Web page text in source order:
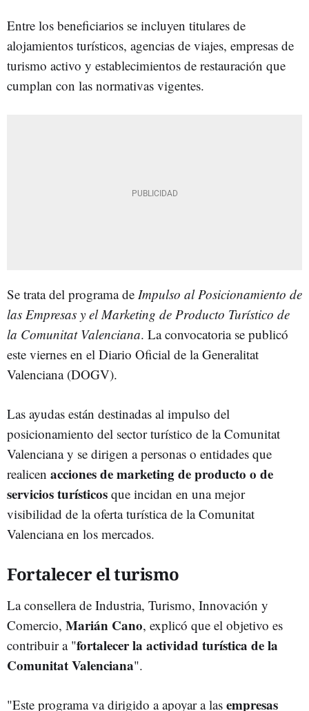
Entre los beneficiarios se incluyen titulares de
alojamientos turísticos, agencias de viajes, empresas de
turismo activo y establecimientos de restauración que
cumplan con las normativas vigentes.
Se trata del programa de Impulso al Posicionamiento de
las Empresas y el Marketing de Producto Turístico de
la Comunitat Valenciana. La convocatoria se publicó
este viernes en el Diario Oficial de la Generalitat
Valenciana (DOGV).
Las ayudas están destinadas al impulso del
posicionamiento del sector turístico de la Comunitat
Valenciana y se dirigen a personas o entidades que
realicen acciones de marketing de producto o de
servicios turísticos que incidan en una mejor
visibilidad de la oferta turística de la Comunitat
Valenciana en los mercados.
Fortalecer el turismo
La consellera de Industria, Turismo, Innovación y
Comercio, Marián Cano, explicó que el objetivo es
contribuir a "fortalecer la actividad turística de la
Comunitat Valenciana".
"Este programa va dirigido a apoyar a las empresas